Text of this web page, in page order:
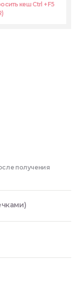
кеш Ctrl + F5
получения